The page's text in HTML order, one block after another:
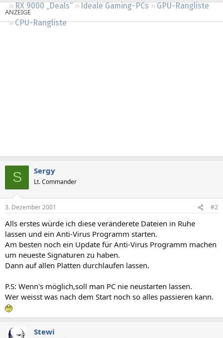
RX 9000 „Deals“
Ideale Gaming-PCs
GPU-Rangliste
CPU-Rangliste
S Sergy
Lt. Commander
3. Dezember 2001 #2
Alls erstes würde ich diese veränderete Dateien in Ruhe
lassen und ein Anti-Virus Programm starten.
Am besten noch ein Update für Anti-Virus Programm machen
um neueste Signaturen zu haben.
Dann auf allen Platten durchlaufen lassen.
P.S: Wenn's möglich,soll man PC nie neustarten lassen.
Wer weisst was nach dem Start noch so alles passieren kann.
Stewi